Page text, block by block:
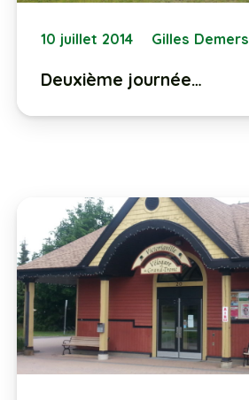
10 juillet 2014 Gilles Demers
Deuxième journée…